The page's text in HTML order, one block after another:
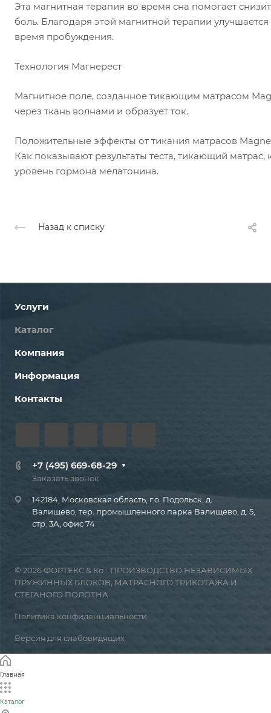
Эта магнитная терапия во время сна помогает
боль. Благодаря этой магнитной терапии
время пробуждения.
Технология Магнерест
Магнитное поле, созданное тикающим матрасом
через ткань волнами и образует ток.
Положительные эффекты от тикания матрасов
Как показывают результаты теста, тикающий матрас,
уровень гормона мелатонина.
Назад к списку
Услуги
Каталог
Компания
Информация
Контакты
+7 (495) 669-68-29
Заказать звонок
142184, Московская область, г.о. Подольск, д.
Валищево, тер. промышленного парка Валищево, д. 5,
стр. 3А, офис 74
© 2026 ФОРТЕКС & Ко - ПРОИЗВОДСТВО НЕЗАВИСИМЫХ
ПРУЖИННЫХ БЛОКОВ, МАТРАСНОГО ТРИКОТАЖА И
СТЁГАНОГО ПОЛОТНА
Политика конфиденциальности
Версия для слабовидящих
Главная
Каталог